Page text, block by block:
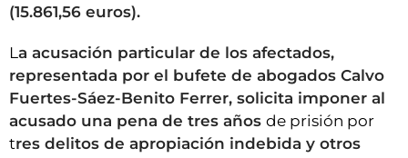
(15.861,56 euros).
La acusación particular de los afectados,
representada por el bufete de abogados Calvo
Fuertes-Sáez-Benito Ferrer, solicita imponer al
acusado una pena de tres años de prisión por
tres delitos de apropiación indebida y otros